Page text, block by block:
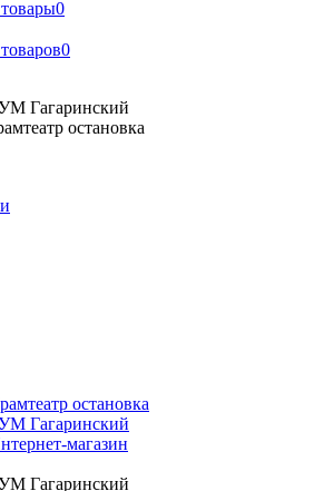
0
0
Гагаринский
остановка
остановка
Гагаринский
магазин
Гагаринский